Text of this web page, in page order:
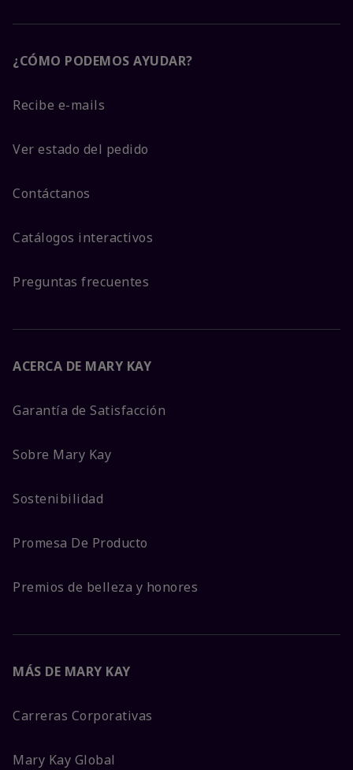
¿CÓMO PODEMOS AYUDAR?
Recibe e-mails
Ver estado del pedido
Contáctanos
Catálogos interactivos
Preguntas frecuentes
ACERCA DE MARY KAY
Garantía de Satisfacción
Sobre Mary Kay
Sostenibilidad
Promesa De Producto
Premios de belleza y honores
MÁS DE MARY KAY
Carreras Corporativas
Mary Kay Global